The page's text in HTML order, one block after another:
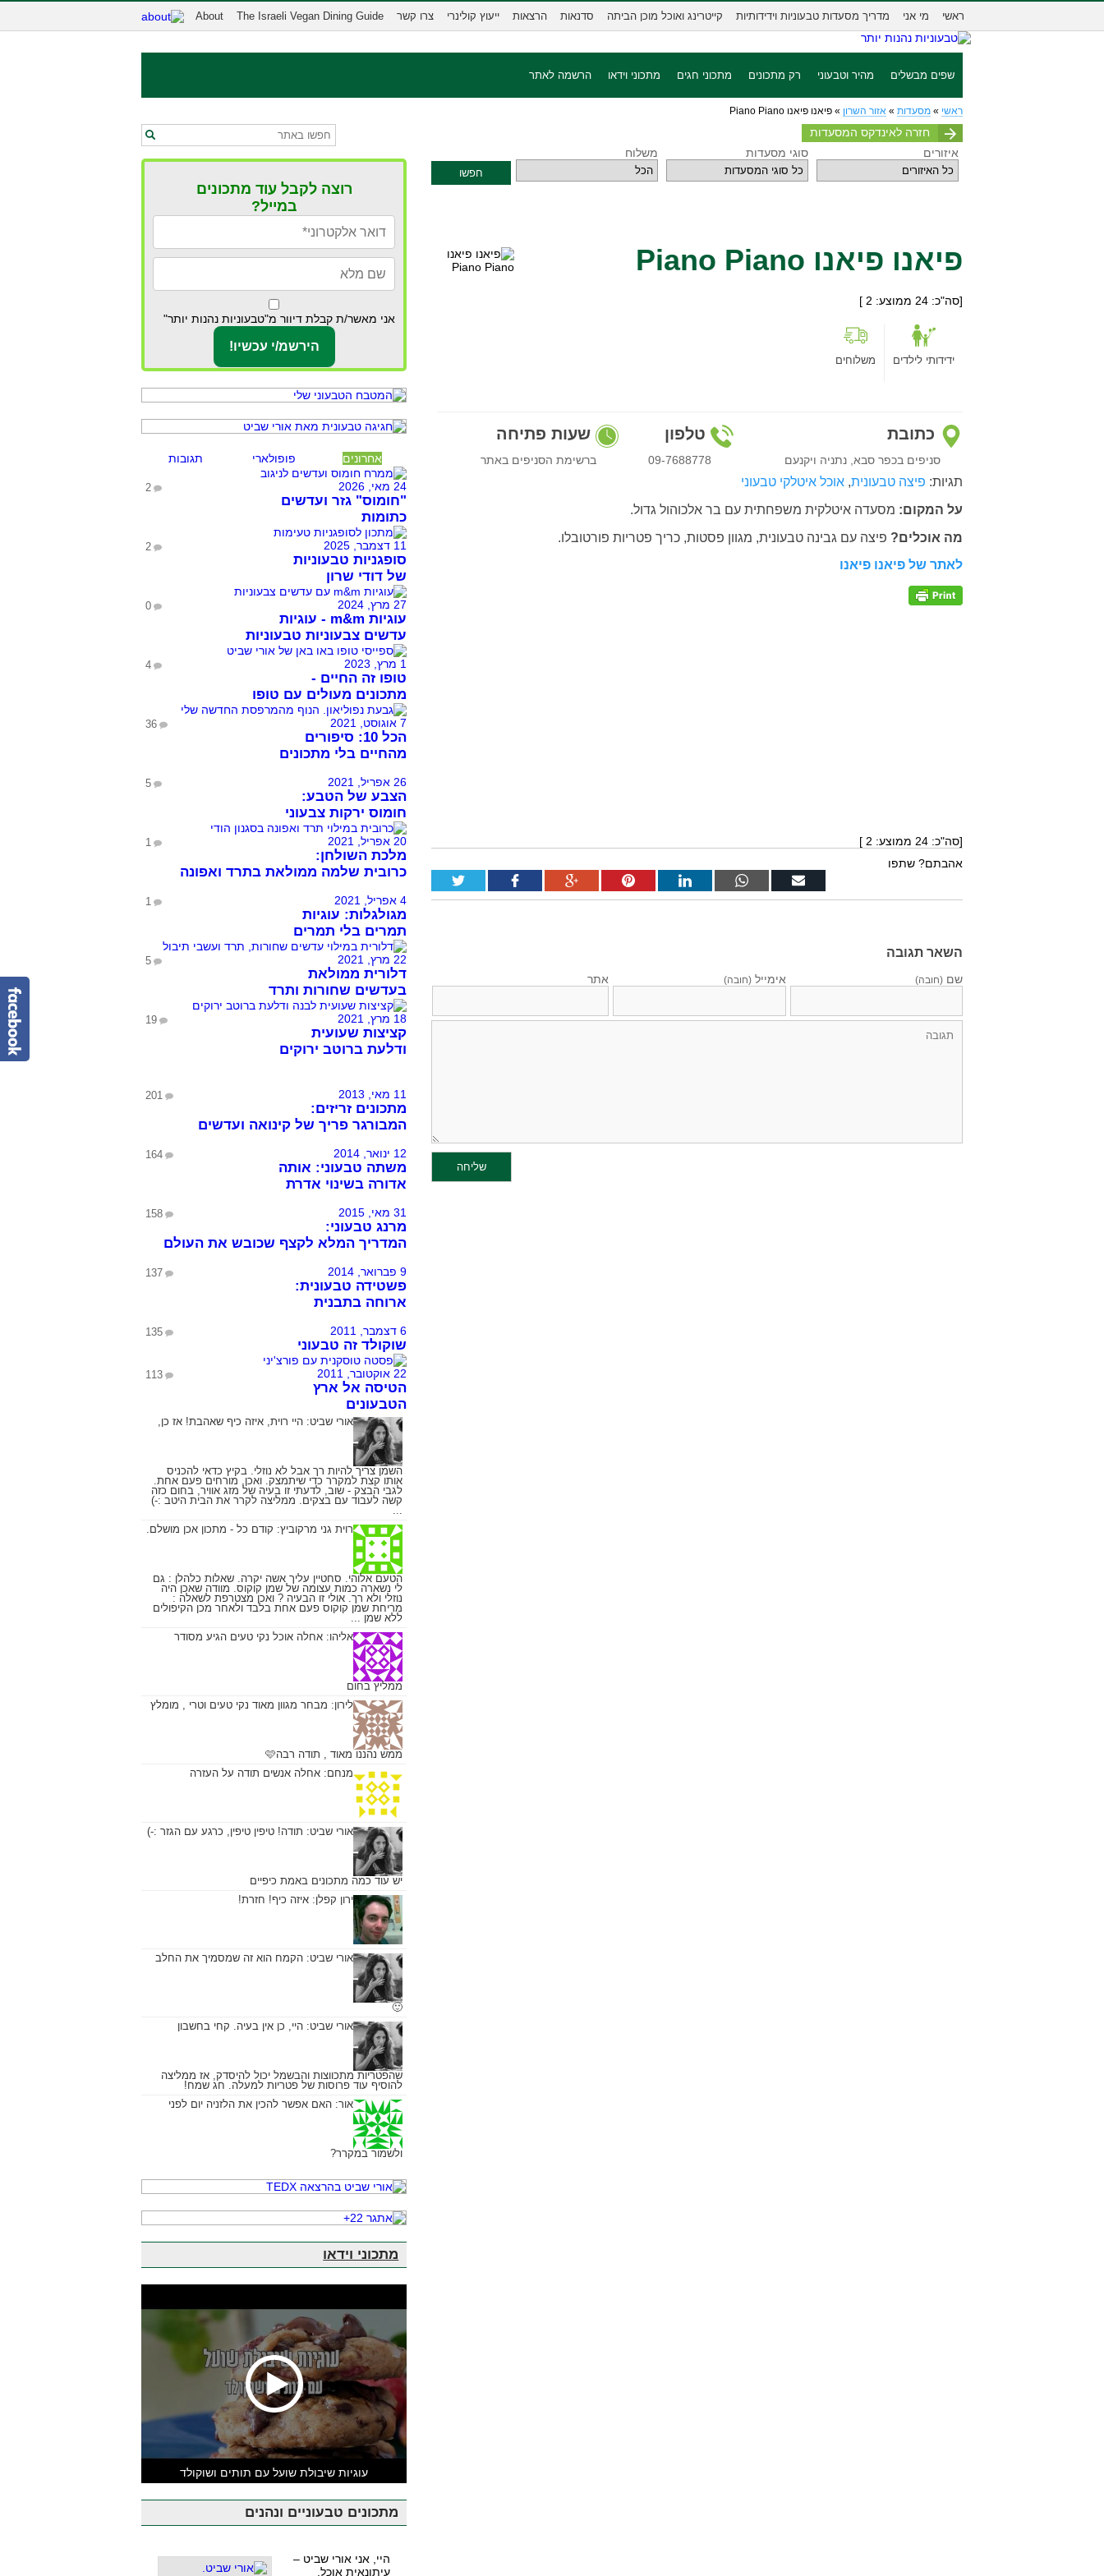
ראשי מי אני מדריך מסעדות טבעוניות וידידותיות קייטרינג ואוכל מוכן הביתה סדנאות הרצאות ייעוץ קולינרי צרו קשר The Israeli Vegan Dining Guide
About
שפים מבשלים מהיר וטבעוני רק מתכונים מתכוני חגים מתכוני וידאו הרשמה לאתר
ראשי » מסעדות » אזור השרון » פיאנו פיאנו Piano Piano
חזרה לאינדקס המסעדות
איזורים
סוגי מסעדות משלוח
חפשו
פיאנו פיאנו Piano Piano
[סה"כ: 24 ממוצע: 2
]
ידידותי לילדים משלוחים
כתובת
סניפים בכפר סבא, נתניה ויקנעם
טלפון
09-7688778
שעות פתיחה
ברשימת הסניפים באתר
תגיות: פיצה טבעונית, אוכל איטלקי טבעוני
על המקום: מסעדה איטלקית משפחתית עם בר אלכוהול גדול.
מה אוכלים? פיצה עם גבינה טבעונית, מגוון פסטות, כריך פטריות פורטובלו.
לאתר של פיאנו פיאנו
[סה"כ: 24 ממוצע: 2
]
אהבתם? שתפו
השאר תגובה
שם (חובה) אימייל(חובה) אתר
רוצה לקבל עוד מתכונים
במייל?
אני מאשר/ת קבלת דיוור מ"טבעוניות נהנות יותר"
אחרונים פופולארי תגובות
24 מאי, 2026 2
"חומוס" גזר ועדשים
כתומות
11 דצמבר, 2025 2
סופגניות טבעוניות
של דודי שרון
27 מרץ, 2024 0
עוגיות m&m - עוגיות
עדשים צבעוניות טבעוניות
1 מרץ, 2023 4
טופו זה החיים -
מתכונים מעולים עם טופו
7 אוגוסט, 2021 36
הכל 10: סיפורים
מהחיים בלי מתכונים
26 אפריל, 2021 5
הצבע של הטבע:
חומוס ירקות צבעוני
20 אפריל, 2021 1
מלכת השולחן:
כרובית שלמה ממולאת בתרד ואפונה
4 אפריל, 2021 1
מגולגלות: עוגיות
תמרים בלי תמרים
22 מרץ, 2021 5
דלורית ממולאת
בעדשים שחורות ותרד
18 מרץ, 2021 19
קציצות שעועית
ודלעת ברוטב ירוקים
11 מאי, 2013 201
מתכונים זריזים:
המבורגר פריך של קינואה ועדשים
12 ינואר, 2014 164
משתה טבעוני: אותה
אדורה בשינוי אדרת
31 מאי, 2015 158
מרנג טבעוני:
המדריך המלא לקצף שכובש את העולם
9 פברואר, 2014 137
פשטידה טבעונית:
ארוחה בתבנית
6 דצמבר, 2011 135
שוקולד זה טבעוני
22 אוקטובר, 2011 113
הטיסה אל ארץ
הטבעונים
אורי שביט: היי רוית, איזה כיף שאהבת! אז כן,
השמן צריך להיות רך אבל לא נוזלי. בקיץ כדאי להכניס
אותו קצת למקרר כדי שיתמצק. ואכן, מורחים פעם אחת.
לגבי הבצק - שוב, לדעתי זו בעיה של מזג אוויר, בחום כזה
קשה לעבוד עם בצקים. ממליצה לקרר את הבית היטב :-)
...
רוית גני מרקוביץ: קודם כל - מתכון אכן מושלם.
הטעם אלוהי. סחטיין עליך אשה יקרה. שאלות כלהלן : גם
לי נשארה כמות עצומה של שמן קוקוס. מוודה שאכן היה
נוזלי ולא רך. אולי זו הבעיה ? ואכן מצטרפת לשאלה :
מריחת שמן קוקוס פעם אחת בלבד ולאחר מכן הקיפולים
ללא שמן ...
אליהו: אחלה אוכל נקי טעים הגיע מסודר
ממליץ בחום
לירון: מבחר מגוון מאוד נקי טעים וטרי , מומלץ
ממש נהננו מאוד , תודה רבה🩷
מנחם: אחלה אנשים תודה על העזרה
אורי שביט: תודה! טיפין טיפין, כרגע עם הגזר :-)
יש עוד כמה מתכונים באמת כיפיים
ירון קפלן: איזה כיף! חזרת!
אורי שביט: הקמח הוא זה שמסמיך את החלב
🙂
אורי שביט: היי, כן אין בעיה. קחי בחשבון
שהפטריות מתכווצות והבשמל יכול להיסדק, אז ממליצה
להוסיף עוד פרוסות של פטריות למעלה. חג שמח!
אור: האם אפשר להכין את הלזניה יום לפני
ולשמור במקרר?
מתכוני וידאו
עוגיות שיבולת שועל עם תותים ושוקולד
מתכונים טבעוניים ונהנים
היי, אני אורי שביט –
עיתונאית אוכל,